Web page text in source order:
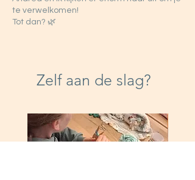
te verwelkomen!
Tot dan? 🌿
Zelf aan de slag?